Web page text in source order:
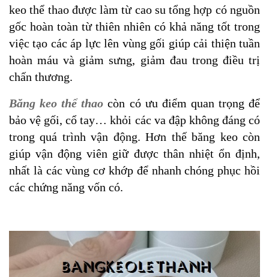
keo thể thao được làm từ cao su tổng hợp có nguồn
gốc hoàn toàn từ thiên nhiên có khả năng tốt trong
việc tạo các áp lực lên vùng gối giúp cải thiện tuần
hoàn máu và giảm sưng, giảm đau trong điều trị
chấn thương.
Băng keo thể thao còn có ưu điểm quan trọng để
bảo vệ gối, cổ tay… khỏi các va đập không đáng có
trong quá trình vận động. Hơn thế băng keo còn
giúp vận động viên giữ được thân nhiệt ổn định,
nhất là các vùng cơ khớp để nhanh chóng phục hồi
các chứng năng vốn có.